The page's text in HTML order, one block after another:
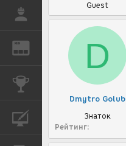
РАБОТА
REN ЖУРНАЛ
КОНКУРСЫ
Guest
D
Dmytro Golub
Знаток
Рейтинг